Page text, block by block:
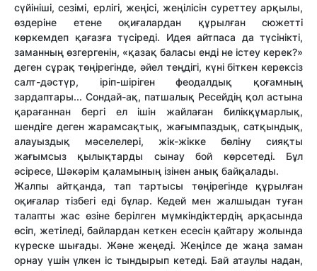
сүйініші, сезімі, ерлігі, жеңісі, жеңілісін суреттеу арқылы,
өздеріне етене оқиғалардан құрылған сюжетті
көркемдеп қағазға түсіреді. Идея айтпаса да түсінікті,
заманның өзгергенін, «қазақ баласы енді не істеу керек?»
деген сұрақ төңірегінде, әйел теңдігі, күні біткен керексіз
салт-дәстүр, іріп-шіріген феодалдық қоғамның
зардаптары... Сондай-ақ, патшалық Ресейдің қол астына
қарағаннан бергі ел ішін жайлаған билікқұмарлық,
шендіге деген жарамсақтық, жағымпаздық, сатқындық,
алауыздық мәселелері, жік-жікке бөліну сияқты
жағымсыз қылықтарды сынау бой көрсетеді. Бұл
әсіресе, Шәкәрім қаламының ізінен анық байқалады.
Жалпы айтқанда, тап тартысы төңірегінде құрылған
оқиғалар тізбегі еді бұлар. Кедей мен жалшыдан туған
талапты жас өзіне берілген мүмкіндіктердің арқасында
өсіп, жетіледі, байлардан кеткен есесін қайтару жолында
күреске шығады. Және жеңеді. Жеңілсе де жаңа заман
орнау үшін үлкен іс тындырып кетеді. Бай атаулы надан,